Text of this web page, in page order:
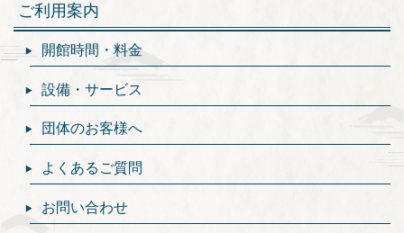
ご利用案内
開館時間・料金
設備・サービス
団体のお客様へ
よくあるご質問
お問い合わせ